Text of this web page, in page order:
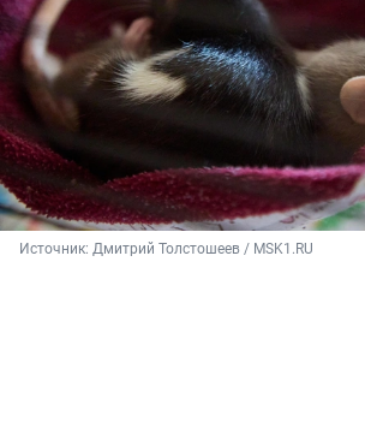
Источник: Дмитрий Толстошеев / MSK1.RU